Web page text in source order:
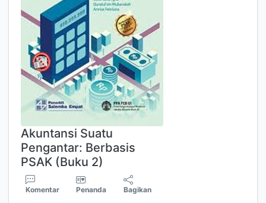
Akuntansi Suatu
Pengantar: Berbasis
PSAK (Buku 2)
Komentar Penanda Bagikan